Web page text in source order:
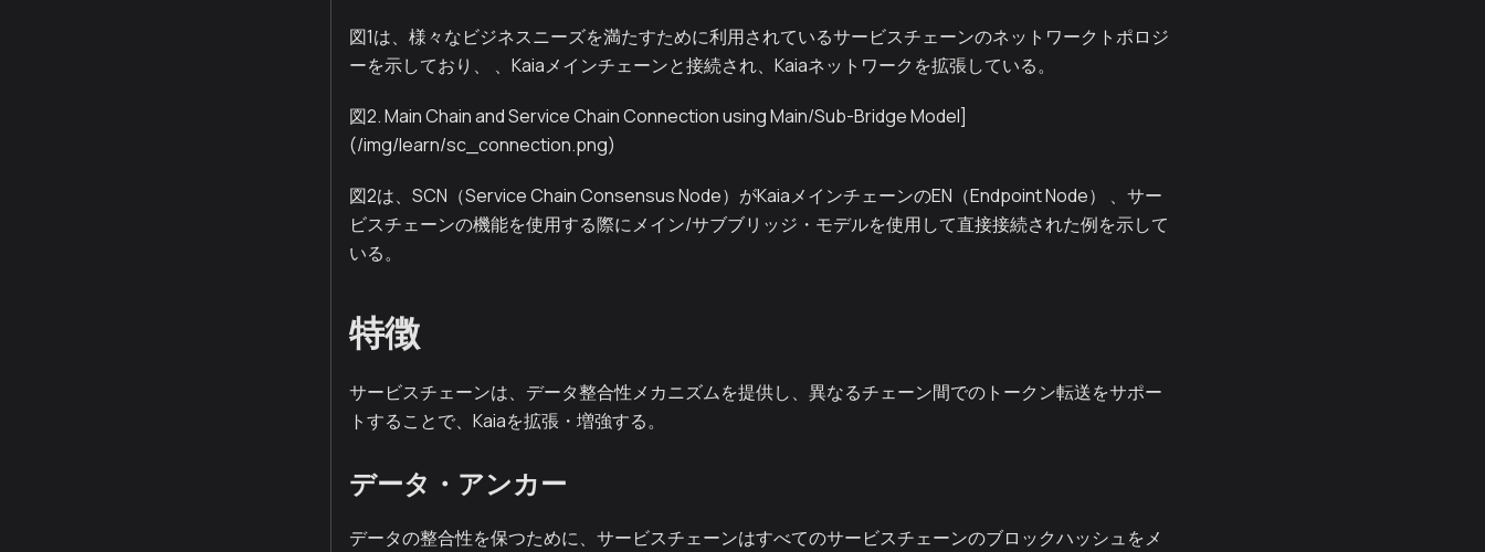
図1は、様々なビジネスニーズを満たすために利用されているサービスチェーンのネットワークトポロジ
ーを示しており、 、Kaiaメインチェーンと接続され、Kaiaネットワークを拡張している。
図2. Main Chain and Service Chain Connection using Main/Sub-Bridge Model]
(/img/learn/sc_connection.png)
図2は、SCN（Service Chain Consensus Node）がKaiaメインチェーンのEN（Endpoint Node） 、サー
ビスチェーンの機能を使用する際にメイン/サブブリッジ・モデルを使用して直接接続された例を示して
いる。
特徴
サービスチェーンは、データ整合性メカニズムを提供し、異なるチェーン間でのトークン転送をサポー
トすることで、Kaiaを拡張・増強する。
データ・アンカー
データの整合性を保つために、サービスチェーンはすべてのサービスチェーンのブロックハッシュをメ